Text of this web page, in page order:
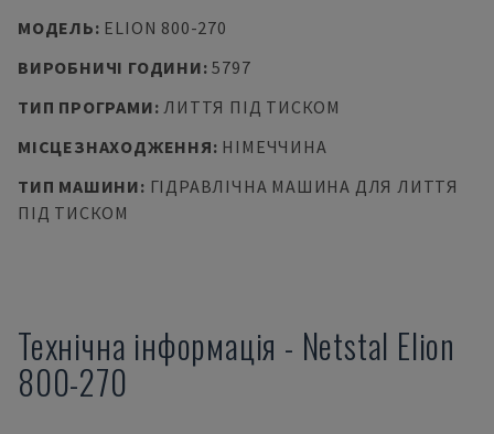
МОДЕЛЬ: ELION 800-270
ВИРОБНИЧІ ГОДИНИ:5797
ТИП ПРОГРАМИ:ЛИТТЯ ПІД ТИСКОМ
МІСЦЕЗНАХОДЖЕННЯ: НІМЕЧЧИНА
ТИП МАШИНИ: ГІДРАВЛІЧНА МАШИНА ДЛЯ ЛИТТЯ
ПІД ТИСКОМ
Технічна інформація - Netstal Elion
800-270